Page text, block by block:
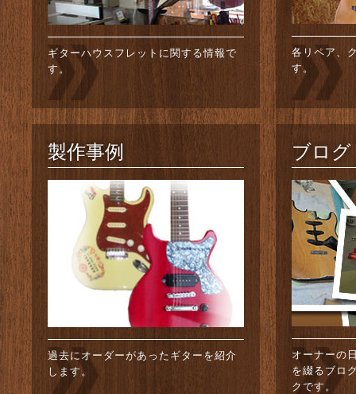
各リペア、
す。
ギターハウスフレットに関する情報で
す。
ブログ
オーナーの
を綴るブロ
クです。
製作事例
過去にオーダーがあったギターを紹介
します。